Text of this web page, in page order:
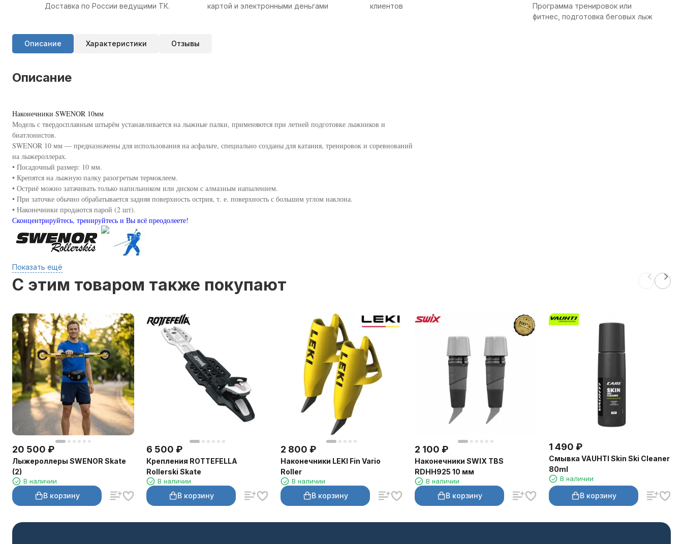
Доставка по России ведущими ТК.
картой и электронными деньгами
клиентов
Программа тренировок или
фитнес, подготовка беговых лыж
Описание Характеристики Отзывы
Описание
Наконечники SWENOR 10мм
Модель с твердосплавным штырём устанавливается на лыжные палки, применяются при летней подготовке лыжников и
биатлонистов.
SWENOR 10 мм — предназначены для использования на асфальте, специально созданы для катания, тренировок и соревнований
на лыжероллерах.
• Посадочный размер: 10 мм.
• Крепятся на лыжную палку разогретым термоклеем.
• Остриё можно затачивать только напильником или диском с алмазным напылением.
• При заточке обычно обрабатывается задняя поверхность острия, т. е. поверхность с большим углом наклона.
• Наконечники продаются парой (2 шт).
Сконцентрируйтесь, тренируйтесь и Вы всё преодолеете!
Показать ещё
C этим товаром также покупают
20 500 ₽
Лыжероллеры SWENOR Skate
(2)
В наличии
В корзину
6 500 ₽
Крепления ROTTEFELLA
Rollerski Skate
В наличии
В корзину
2 800 ₽
Наконечники LEKI Fin Vario
Roller
В наличии
В корзину
2 100 ₽
Наконечники SWIX TBS
RDHH925 10 мм
В наличии
В корзину
1 490 ₽
Смывка VAUHTI Skin Ski Cleaner
80ml
В наличии
В корзину